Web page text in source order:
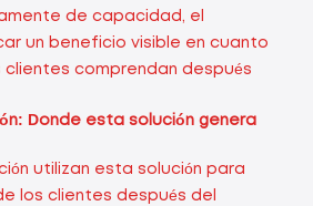
de capacidad, el
un beneficio visible en cuanto
comprendan después
Donde esta solución genera
utilizan esta solución para
los clientes después del